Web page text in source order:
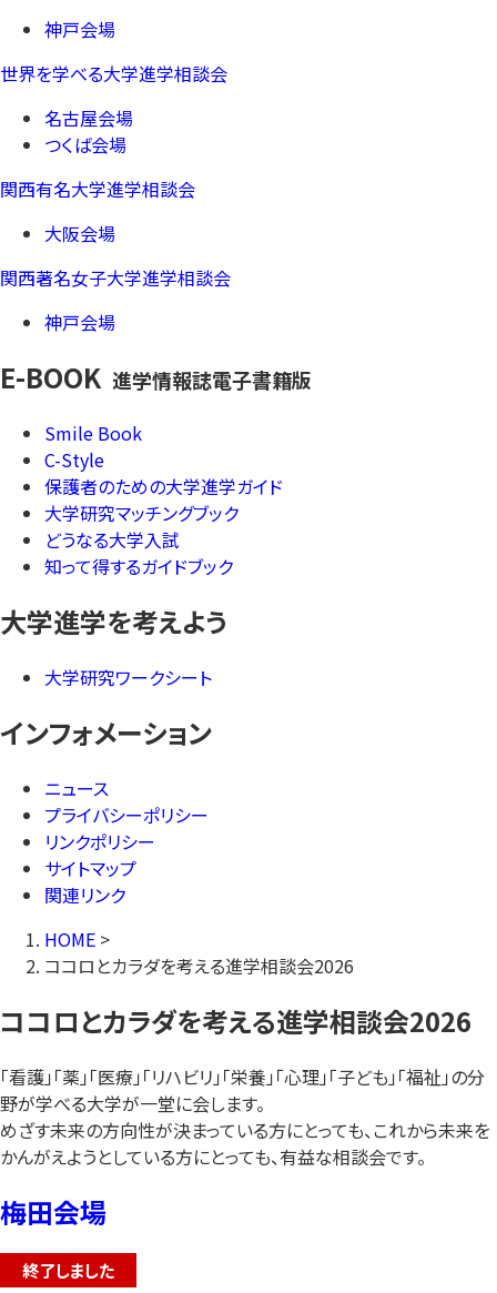
神戸会場
世界を学べる大学進学相談会
名古屋会場
つくば会場
関西有名大学進学相談会
大阪会場
関西著名女子大学進学相談会
神戸会場
E-BOOK 進学情報誌電子書籍版
Smile Book
C-Style
保護者のための大学進学ガイド
大学研究マッチングブック
どうなる大学入試
知って得するガイドブック
大学進学を考えよう
大学研究ワークシート
インフォメーション
ニュース
プライバシーポリシー
リンクポリシー
サイトマップ
関連リンク
HOME >
ココロとカラダを考える進学相談会2026
ココロとカラダを考える進学相談会2026
「看護」「薬」「医療」「リハビリ」「栄養」「心理」「子ども」「福祉」の分
野が学べる大学が一堂に会します。
めざす未来の方向性が決まっている方にとっても、これから未来を
かんがえようとしている方にとっても、有益な相談会です。
梅田会場
終了しました